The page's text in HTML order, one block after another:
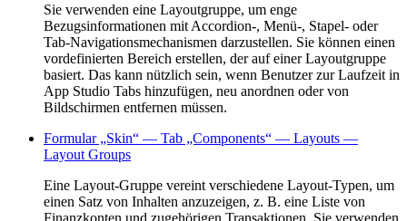
Sie verwenden eine Layoutgruppe, um enge
Bezugsinformationen mit Accordion-, Menü-, Stapel- oder
Tab-Navigationsmechanismen darzustellen. Sie können einen
vordefinierten Bereich erstellen, der auf einer Layoutgruppe
basiert. Das kann nützlich sein, wenn Benutzer zur Laufzeit in
App Studio Tabs hinzufügen, neu anordnen oder von
Bildschirmen entfernen müssen.
Formular „Skin“ — Tab „Components“ — Layouts —
Layout Groups
Eine Layout-Gruppe vereint verschiedene Layout-Typen, um
einen Satz von Inhalten anzuzeigen, z. B. eine Liste von
Finanzkonten und zugehörigen Transaktionen. Sie verwenden